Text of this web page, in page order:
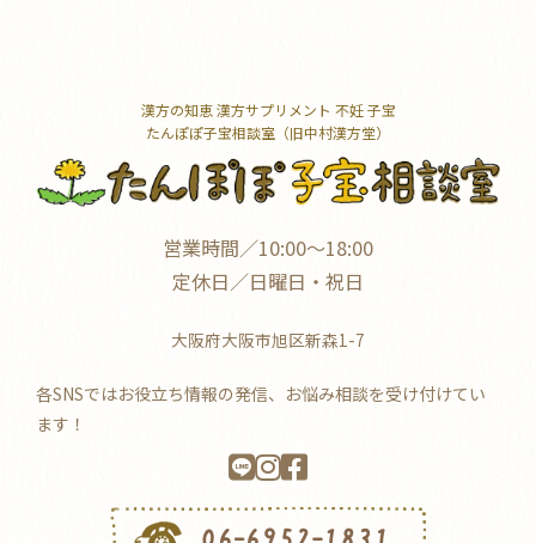
漢方の知恵 漢方サプリメント 不妊 子宝
たんぽぽ子宝相談室（旧中村漢方堂）
営業時間／10:00～18:00
定休日／日曜日・祝日
大阪府大阪市旭区新森1-7
各SNSではお役立ち情報の発信、お悩み相談を受け付けてい
ます！